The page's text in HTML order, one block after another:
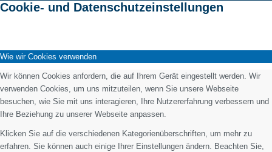
Cookie- und Datenschutzeinstellungen
Wie wir Cookies verwenden
Wir können Cookies anfordern, die auf Ihrem Gerät eingestellt werden. Wir
verwenden Cookies, um uns mitzuteilen, wenn Sie unsere Webseite
besuchen, wie Sie mit uns interagieren, Ihre Nutzererfahrung verbessern und
Ihre Beziehung zu unserer Webseite anpassen.
Klicken Sie auf die verschiedenen Kategorienüberschriften, um mehr zu
erfahren. Sie können auch einige Ihrer Einstellungen ändern. Beachten Sie,